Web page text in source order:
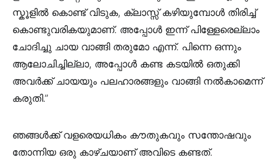
സ്കൂളിൽ കൊണ്ട് വിടുക, ക്ലാസ്സ് കഴിയുമ്പോൾ തിരിച്ച്
കൊണ്ടുവരികയുമാണ്. അപ്പോൾ ഇന്ന് പിള്ളേരെല്ലാം
ചോദിച്ചു ചായ വാങ്ങി തരുമോ എന്ന്. പിന്നെ ഒന്നും
ആലോചിച്ചില്ലാ, അപ്പോൾ കണ്ട കടയിൽ ഒതുക്കി
അവർക്ക് ചായയും പലഹാരങ്ങളും വാങ്ങി നൽകാമെന്ന്
കരുതി.”
ഞങ്ങൾക്ക് വളരെയധികം കൗതുകവും സന്തോഷവും
തോന്നിയ ഒരു കാഴ്ചയാണ് അവിടെ കണ്ടത്.